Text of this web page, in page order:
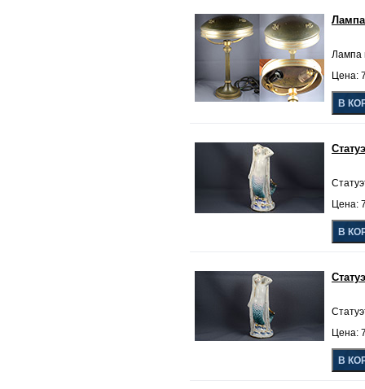
Лампа
Цена:
Цена:
Цена: